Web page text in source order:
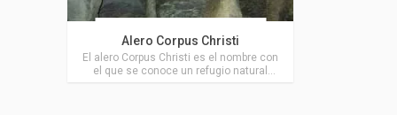
Alero Corpus Christi
El alero Corpus Christi es el nombre con
el que se conoce un refugio natural